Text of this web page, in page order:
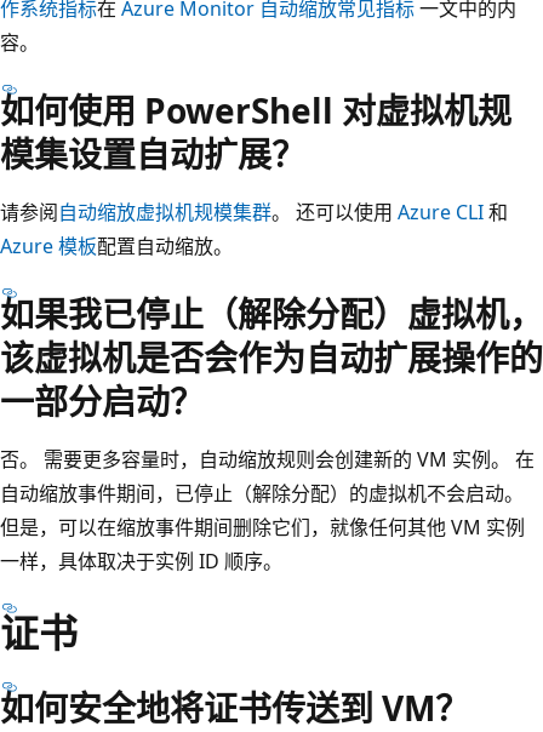
作系统指标在 Azure Monitor 自动缩放常见指标一文中的内
容。
如何使用 PowerShell 对虚拟机规
模集设置自动扩展？
请参阅自动缩放虚拟机规模集群。 还可以使用 Azure CLI和
Azure 模板配置自动缩放。
如果我已停止（解除分配）虚拟机，
该虚拟机是否会作为自动扩展操作的
一部分启动？
否。 需要更多容量时，自动缩放规则会创建新的 VM 实例。 在
自动缩放事件期间，已停止（解除分配）的虚拟机不会启动。
但是，可以在缩放事件期间删除它们，就像任何其他 VM 实例
一样，具体取决于实例 ID 顺序。
证书
如何安全地将证书传送到 VM？